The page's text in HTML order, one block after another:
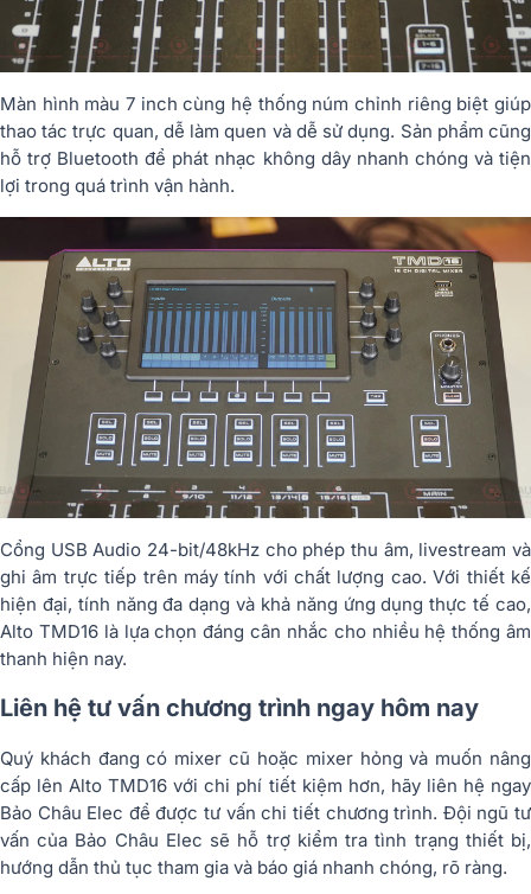
Màn hình màu 7 inch cùng hệ thống núm chỉnh riêng biệt giúp
thao tác trực quan, dễ làm quen và dễ sử dụng. Sản phẩm cũng
hỗ trợ Bluetooth để phát nhạc không dây nhanh chóng và tiện
lợi trong quá trình vận hành.
Cổng USB Audio 24-bit/48kHz cho phép thu âm, livestream và
ghi âm trực tiếp trên máy tính với chất lượng cao. Với thiết kế
hiện đại, tính năng đa dạng và khả năng ứng dụng thực tế cao,
Alto TMD16 là lựa chọn đáng cân nhắc cho nhiều hệ thống âm
thanh hiện nay.
Liên hệ tư vấn chương trình ngay hôm nay
Quý khách đang có mixer cũ hoặc mixer hỏng và muốn nâng
cấp lên Alto TMD16 với chi phí tiết kiệm hơn, hãy liên hệ ngay
Bảo Châu Elec để được tư vấn chi tiết chương trình. Đội ngũ tư
vấn của Bảo Châu Elec sẽ hỗ trợ kiểm tra tình trạng thiết bị,
hướng dẫn thủ tục tham gia và báo giá nhanh chóng, rõ ràng.